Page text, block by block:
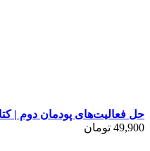
حل فعالیت‌های پودمان دوم |
49,900 تومان